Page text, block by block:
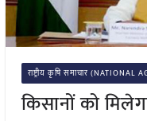
राष्ट्रीय कृषि समाचार (NATIONAL
किसानों को